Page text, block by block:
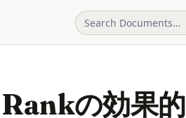
の効果的